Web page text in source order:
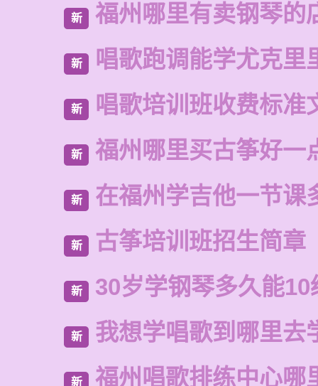
新 福州哪里有卖钢琴的
新 唱歌跑调能学尤克里
新 唱歌培训班收费标准
新 福州哪里买古筝好一
新 在福州学吉他一节课
新 古筝培训班招生简章
新 30岁学钢琴多久能10
新 我想学唱歌到哪里去
新 福州唱歌排练中心哪